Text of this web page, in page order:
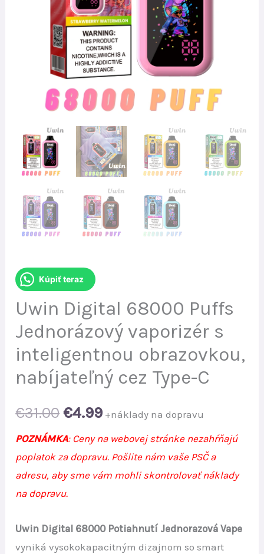
Kúpiť teraz
Uwin Digital 68000 Puffs
Jednorázový vaporizér s
inteligentnou obrazovkou,
nabíjateľný cez Type-C
€31.00 Original
price
was:
€31.00.
€4.99Current
price
is:
+náklady na dopravu
POZNÁMKA: Ceny na webovej stránke nezahŕňajú
poplatok za dopravu. Pošlite nám vaše PSČ a
adresu, aby sme vám mohli skontrolovať náklady
na dopravu.
Uwin Digital 68000 Potiahnutí Jednorazová Vape
vyniká vysokokapacitným dizajnom so smart